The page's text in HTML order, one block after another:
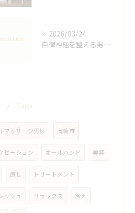
2026/03/24
自律神経を整える男性オイルマッサージ
Tags
マッサージ男性 岡崎市
ゼーション オールハンド 美容
癒し トリートメント
ッシュ リラックス 冷え